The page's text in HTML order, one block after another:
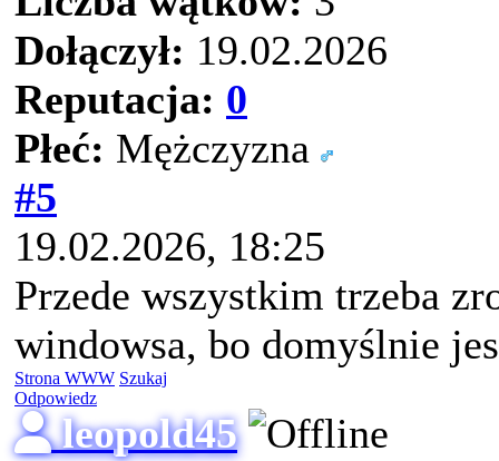
Dołączył: 19.02.2026
Reputacja: 0
Płeć: Mężczyzna
#5
19.02.2026, 18:25
Przede wszystkim trzeba
windowsa, bo domyślnie
Strona WWW Szukaj
Odpowiedz
leopold45